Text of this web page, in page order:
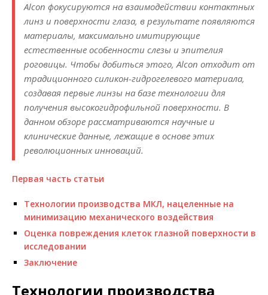
Alcon фокусируются на взаимодействии контактных
линз и поверхности глаза, в результате появляются
материалы, максимально имитирующие
естественные особенности слезы и эпителия
роговицы. Чтобы добиться этого, Alcon отходит от
традиционного силикон-гидрогелевого материала,
создавая первые линзы на базе технологии для
получения высокогидрофильной поверхности. В
данном обзоре рассматриваются научные и
клинические данные, лежащие в основе этих
революционных инноваций.
Первая часть статьи
Технологии производства МКЛ, нацеленные на
минимизацию механического воздействия
Оценка повреждения клеток глазной поверхности в
исследовании
Заключение
Технологии производства